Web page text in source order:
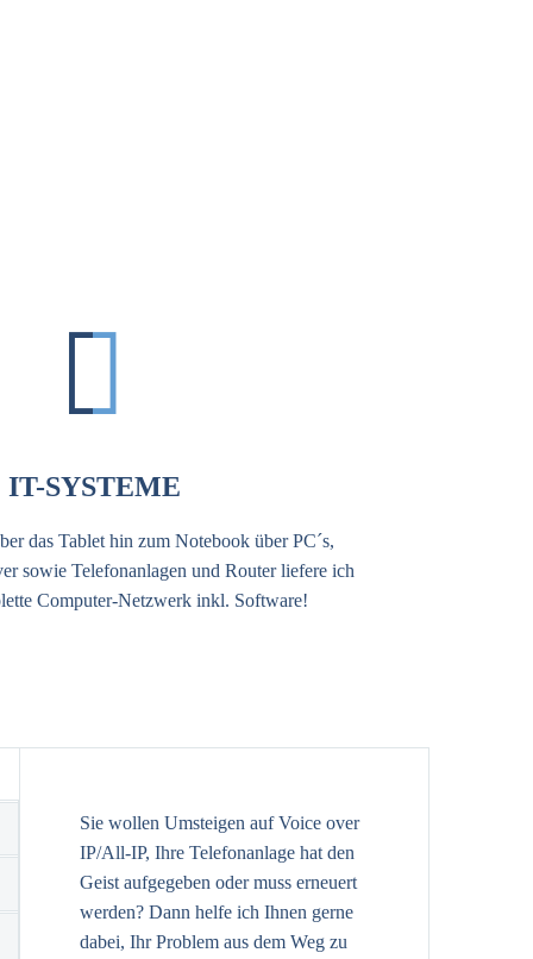


IT-SYSTEME
das Tablet hin zum Notebook über PC´s,
sowie Telefonanlagen und Router liefere ich
Computer-Netzwerk inkl. Software!
Sie wollen Umsteigen auf Voice over
IP/All-IP, Ihre Telefonanlage hat den
Geist aufgegeben oder muss erneuert
werden? Dann helfe ich Ihnen gerne
dabei, Ihr Problem aus dem Weg zu